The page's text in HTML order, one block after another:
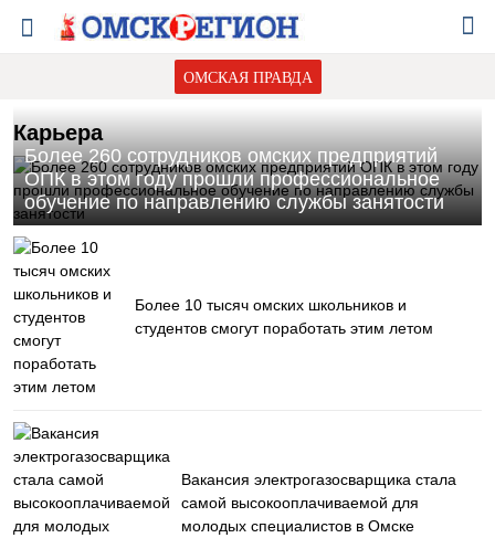
ОМСКАЯ ПРАВДА
Карьера
Более 260 сотрудников омских предприятий
ОПК в этом году прошли профессиональное
обучение по направлению службы занятости
Более 10 тысяч омских школьников и
студентов смогут поработать этим летом
Вакансия электрогазосварщика стала
самой высокооплачиваемой для
молодых специалистов в Омске